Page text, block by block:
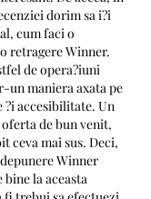
dorim sa i?i
cum faci o
retragere Winner.
de opera?iuni
un maniera axata pe
?i accesibilitate. Un
de bun venit,
ceva mai sus. Deci,
Winner
bine la aceasta